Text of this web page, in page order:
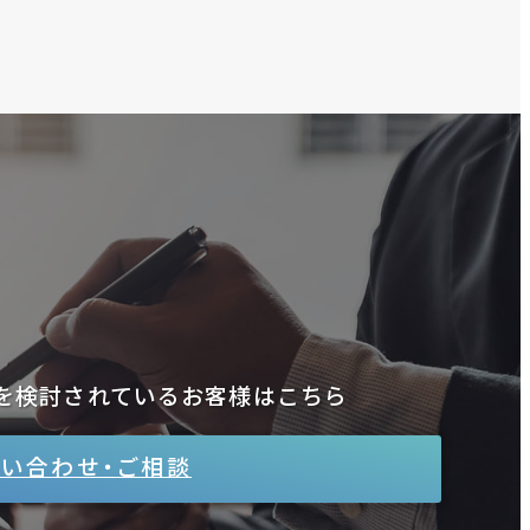
検討されているお客様はこちら
合わせ・ご相談